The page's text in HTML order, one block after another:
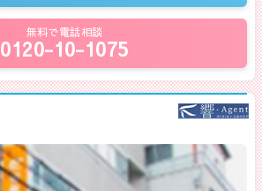
無料で電話相談
0120-10-1075